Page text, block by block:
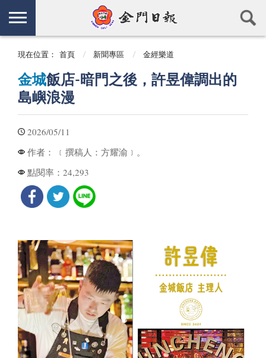
現在位置： 首頁 新聞專區 金經樂道
金城飯店-暗門之後，許昱偉調出的
島嶼浪漫
2026/05/11
作者： ﹝撰稿人：方耀渝﹞。
點閱率： 24,293